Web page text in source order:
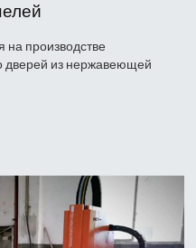
на производстве
дверей из нержавеющей